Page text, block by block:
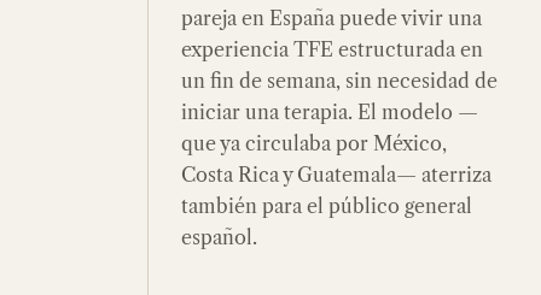
pareja en España puede vivir una
experiencia TFE estructurada en
un fin de semana, sin necesidad de
iniciar una terapia. El modelo —
que ya circulaba por México,
Costa Rica y Guatemala— aterriza
también para el público general
español.